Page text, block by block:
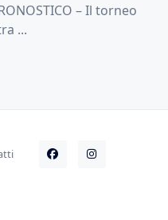
– Il torneo
...